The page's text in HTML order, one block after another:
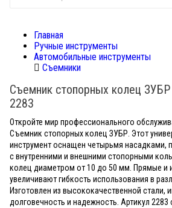
Главная
Ручные инструменты
Автомобильные инструменты
Съемники
Съемник стопорных колец ЗУБР
2283
Откройте мир профессионального
Съемник стопорных колец ЗУБР. Этот
инструмент оснащен четырьмя насадками,
с внутренними и внешними стопорными
колец диаметром от 10 до 50 мм. Прямые и
увеличивают гибкость использования в
Изготовлен из высококачественной стали,
долговечность и надежность. Артикул 2283